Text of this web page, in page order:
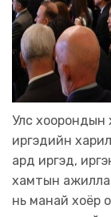
Улс хоорондын
иргэдийн
ард иргэд,
хамтын
нь манай хоёр